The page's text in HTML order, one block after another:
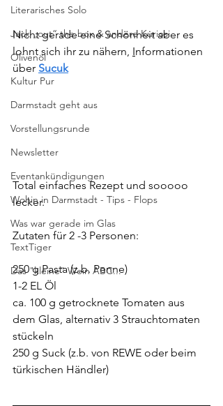
Literarisches Solo
Jack „out“ the box & andere Kuriosi
Olivenöl
Kultur Pur
Darmstadt geht aus
Vorstellungsrunde
Newsletter
Eventankündigungen
Wohin in Darmstadt - Tips - Flops
Was war gerade im Glas
TextTiger
Das "kleine" Wein ABC...
Nicht gerade eine Schönheit aber es
lohnt sich ihr zu nähern, Informationen
über Sucuk
Total einfaches Rezept und sooooo
lecker.
Zutaten für 2 -3 Personen:
250 g Pasta (z.b. Penne)
1-2 EL Öl
ca. 100 g getrocknete Tomaten aus
dem Glas, alternativ 3 Strauchtomaten
stückeln
250 g Suck (z.b. von REWE oder beim
türkischen Händler)